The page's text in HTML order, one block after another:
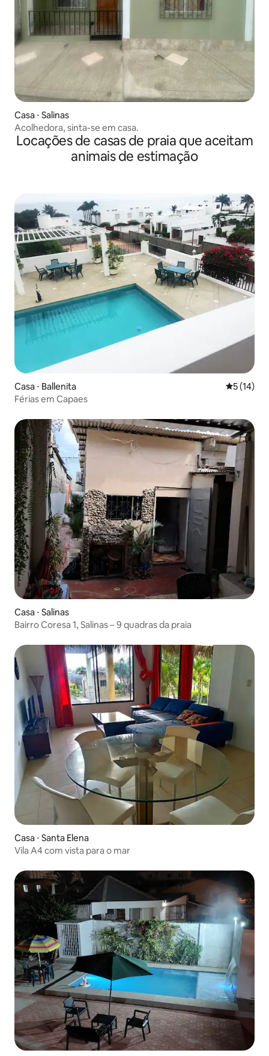
Casa ⋅ Salinas
Acolhedora, sinta-se em casa.
Locações de casas de praia que aceitam
animais de estimação
Casa ⋅ Ballenita 5 de uma
5 (14)
Férias em Capaes
Casa ⋅ Salinas
Bairro Coresa 1, Salinas – 9 quadras da praia
Casa ⋅ Santa Elena
Vila A4 com vista para o mar